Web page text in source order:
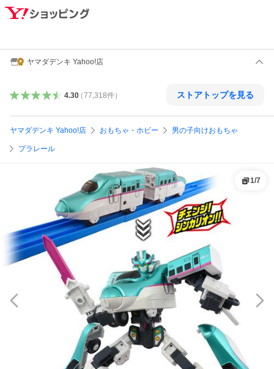
ヤマダデンキ Yahoo!店
4.30（77,318件） ストアトップを見る
ヤマダデンキ Yahoo!店 おもちゃ・ホビー 男の子向けおもちゃ
プラレール
1/7